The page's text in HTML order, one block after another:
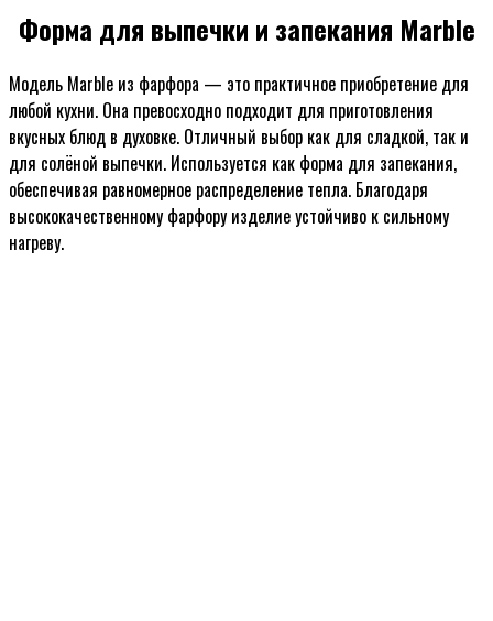
Форма для выпечки и запекания Marble
Модель Marble из фарфора — это практичное приобретение для
любой кухни. Она превосходно подходит для приготовления
вкусных блюд в духовке. Отличный выбор как для сладкой, так и
для солёной выпечки. Используется как форма для запекания,
обеспечивая равномерное распределение тепла. Благодаря
высококачественному фарфору изделие устойчиво к сильному
нагреву.